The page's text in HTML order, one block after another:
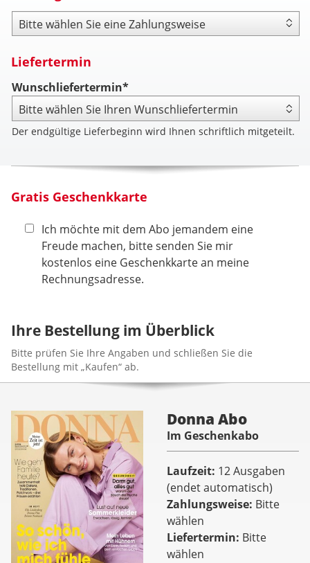
Zahlungsweise
Liefertermin
Wunschliefertermin*
Der endgültige Lieferbeginn wird Ihnen schriftlich mitgeteilt.
Gratis Geschenkkarte
Ich möchte mit dem Abo jemandem eine
Freude machen, bitte senden Sie mir
kostenlos eine Geschenkkarte an meine
Rechnungsadresse.
Ihre Bestellung im Überblick
Bitte prüfen Sie Ihre Angaben und schließen Sie die
Bestellung mit „Kaufen“ ab.
Donna Abo
Im Geschenkabo
Laufzeit 12 Ausgaben
(endet automatisch)
Zahlungsweise Bitte
wählen
Liefertermin Bitte
wählen